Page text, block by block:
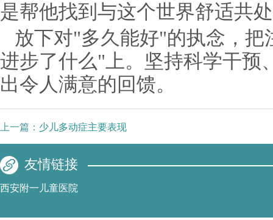
是帮他找到与这个世界舒适共
放下对"多久能好"的执念，
进步了什么"上。坚持科学干预
出令人满意的回馈。
上一篇： 少儿多动症主要表现
友情链接
西安附一儿童医院